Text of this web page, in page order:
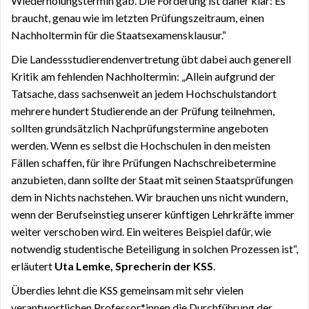
braucht, genau wie im letzten Prüfungszeitraum, einen
Nachholtermin für die Staatsexamensklausur.“
Die Landessstudierendenvertretung übt dabei auch generell
Kritik am fehlenden Nachholtermin: „Allein aufgrund der
Tatsache, dass sachsenweit an jedem Hochschulstandort
mehrere hundert Studierende an der Prüfung teilnehmen,
sollten grundsätzlich Nachprüfungstermine angeboten
werden. Wenn es selbst die Hochschulen in den meisten
Fällen schaffen, für ihre Prüfungen Nachschreibetermine
anzubieten, dann sollte der Staat mit seinen Staatsprüfungen
dem in Nichts nachstehen. Wir brauchen uns nicht wundern,
wenn der Berufseinstieg unserer künftigen Lehrkräfte immer
weiter verschoben wird. Ein weiteres Beispiel dafür, wie
notwendig studentische Beteiligung in solchen Prozessen ist“,
erläutert Uta Lemke, Sprecherin der KSS.
Überdies lehnt die KSS gemeinsam mit sehr vielen